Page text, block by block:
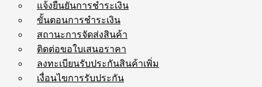
แจ้งยืนยันการชำระเงิน
ขั้นตอนการชำระเงิน
สถานะการจัดส่งสินค้า
ติดต่อขอใบเสนอราคา
ลงทะเบียนรับประกันสินค้าเพิ่ม
เงื่อนไขการรับประกัน